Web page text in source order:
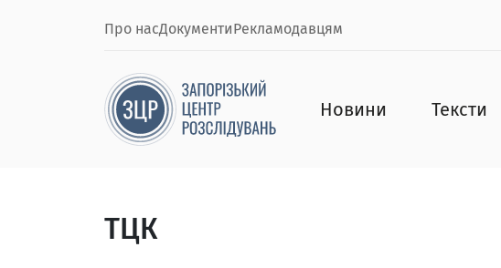
Про насДокументиРекламодавцям
Новини Тексти
ТЦК